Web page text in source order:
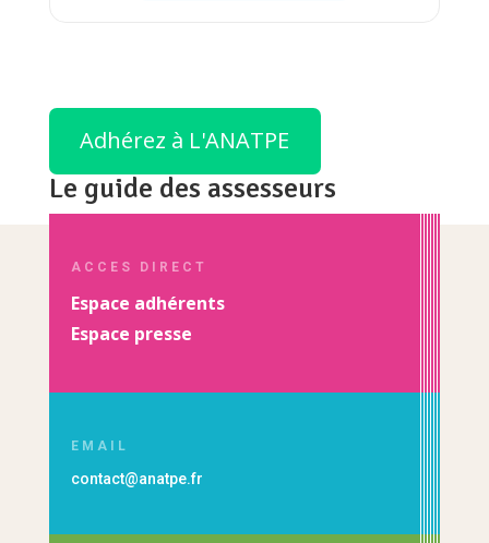
Adhérez à L'ANATPE
Le guide des assesseurs
ACCES DIRECT
Espace adhérents
Espace presse
EMAIL
contact@anatpe.fr